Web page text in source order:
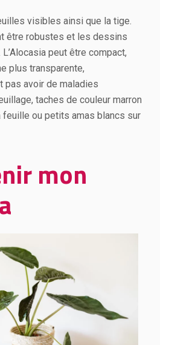
visibles ainsi que la tige.
être robustes et les dessins
peut être compact,
plus transparente,
pas avoir de maladies
taches de couleur marron
ou petits amas blancs sur
mon